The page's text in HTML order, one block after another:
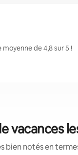
de 4,8 sur 5 !
vacances
bien notés en